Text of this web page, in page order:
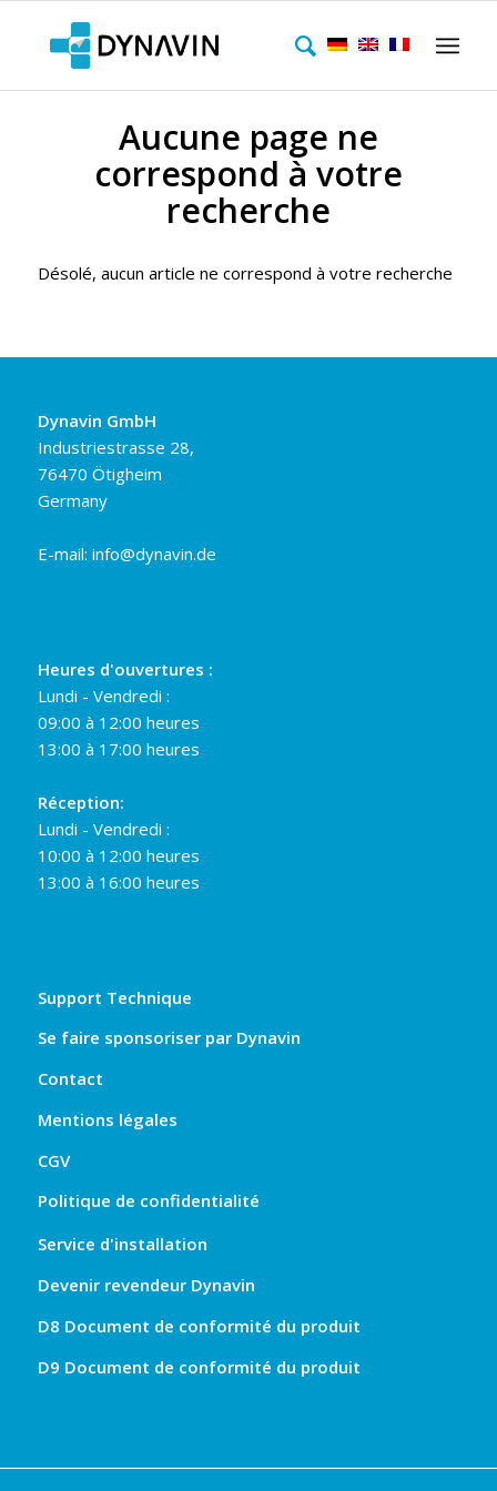
Aucune page ne
correspond à votre
recherche
Désolé, aucun article ne correspond à votre recherche
Dynavin GmbH
Industriestrasse 28,
76470 Ötigheim
Germany
E-mail: info@dynavin.de
Heures d'ouvertures :
Lundi - Vendredi :
09:00 à 12:00 heures
13:00 à 17:00 heures
Réception:
Lundi - Vendredi :
10:00 à 12:00 heures
13:00 à 16:00 heures
Support Technique
Se faire sponsoriser par Dynavin
Contact
Mentions légales
CGV
Politique de confidentialité
Service d'installation
Devenir revendeur Dynavin
D8 Document de conformité du produit
D9 Document de conformité du produit